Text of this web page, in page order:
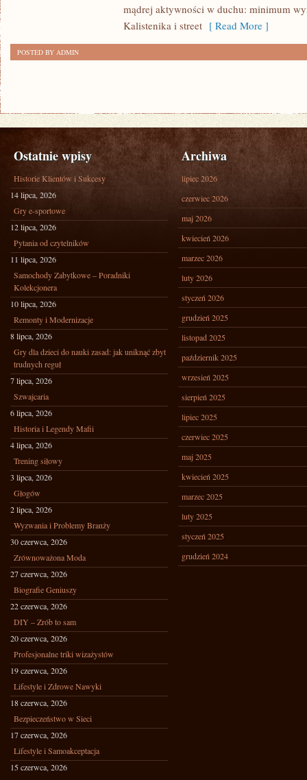
mądrej aktywności w duchu: minimum
Kalistenika i street [ Read More ]
POSTED BY ADMIN
Ostatnie wpisy
Historie Klientów i Sukcesy
14 lipca, 2026
Gry e-sportowe
12 lipca, 2026
Pytania od czytelników
11 lipca, 2026
Samochody Zabytkowe – Poradniki
Kolekcjonera
10 lipca, 2026
Remonty i Modernizacje
8 lipca, 2026
Gry dla dzieci do nauki zasad: jak uniknąć zbyt
trudnych reguł
7 lipca, 2026
Szwajcaria
6 lipca, 2026
Historia i Legendy Mafii
4 lipca, 2026
Trening siłowy
3 lipca, 2026
Głogów
2 lipca, 2026
Wyzwania i Problemy Branży
30 czerwca, 2026
Zrównoważona Moda
27 czerwca, 2026
Biografie Geniuszy
22 czerwca, 2026
DIY – Zrób to sam
20 czerwca, 2026
Profesjonalne triki wizażystów
19 czerwca, 2026
Lifestyle i Zdrowe Nawyki
18 czerwca, 2026
Bezpieczeństwo w Sieci
17 czerwca, 2026
Lifestyle i Samoakceptacja
15 czerwca, 2026
Archiwa
lipiec 2026
czerwiec 2026
maj 2026
kwiecień 2026
marzec 2026
luty 2026
styczeń 2026
grudzień 2025
listopad 2025
październik 2025
wrzesień 2025
sierpień 2025
lipiec 2025
czerwiec 2025
maj 2025
kwiecień 2025
marzec 2025
luty 2025
styczeń 2025
grudzień 2024